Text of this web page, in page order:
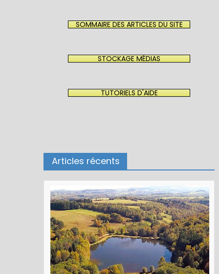
SOMMAIRE DES ARTICLES DU SITE
STOCKAGE MÉDIAS
TUTORIELS D'AIDE
Articles récents